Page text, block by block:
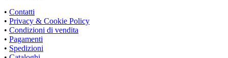
• Contatti
• Privacy & Cookie Policy
• Condizioni di vendita
• Pagamenti
• Spedizioni